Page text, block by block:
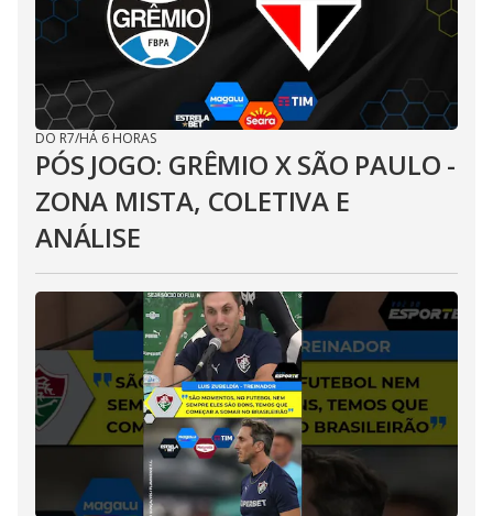
DO R7/HÁ 6 HORAS
PÓS JOGO: GRÊMIO X SÃO PAULO -
ZONA MISTA, COLETIVA E
ANÁLISE